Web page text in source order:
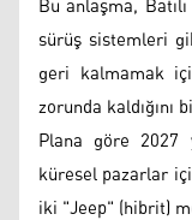
sürüş sistemleri
geri kalmamak
zorunda kaldığını
Plana göre 2027
küresel pazarlar
iki "Jeep" (hibrit)